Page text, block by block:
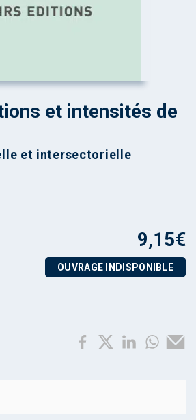
et intensités de
et intersectorielle
9,15€
OUVRAGE INDISPONIBLE